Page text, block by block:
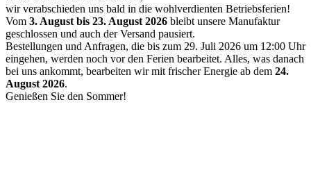
wir verabschieden uns bald in die wohlverdienten Betriebsferien!
Vom 3. August bis 23. August 2026 bleibt unsere Manufaktur
geschlossen und auch der Versand pausiert.
Bestellungen und Anfragen, die bis zum 29. Juli 2026 um 12:00 Uhr
eingehen, werden noch vor den Ferien bearbeitet. Alles, was danach
bei uns ankommt, bearbeiten wir mit frischer Energie ab dem 24.
August 2026.
Genießen Sie den Sommer!